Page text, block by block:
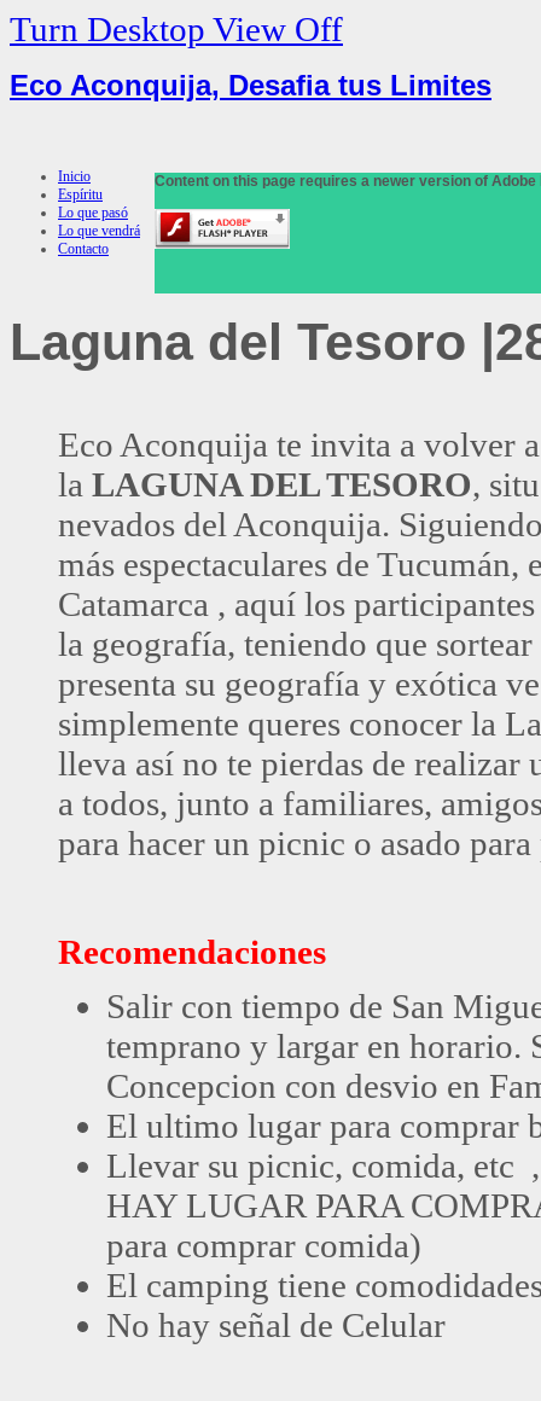
Turn Desktop View Off
Eco Aconquija, Desafia tus Limites
Inicio
Espíritu
Lo que pasó
Lo que vendrá
Contacto
Content on this page requires a newer version of Adobe
Lagunadel Tesoro
Eco Aconquija te invita a volver
la LAGUNA DEL TESORO,
nevados del Aconquija.
más espectaculares de
Catamarca , aquí los
la geografía, teniendo que
presenta su geografía y exótica
simplemente queres conocer la
lleva así no te pierdas de realizar
a todos, junto a familiares,
para hacer un picnic o asado
Recomendaciones
Salir con tiempo de San
temprano y largar en horario.
Concepcion con desvio en
El ultimo lugar para comprar
Llevar su picnic, comida, etc
HAY LUGAR PARA
para comprar comida)
El camping tiene
No hay señal de Celular